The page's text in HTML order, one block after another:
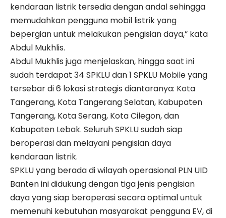
kendaraan listrik tersedia dengan andal sehingga
memudahkan pengguna mobil listrik yang
bepergian untuk melakukan pengisian daya,” kata
Abdul Mukhlis.
Abdul Mukhlis juga menjelaskan, hingga saat ini
sudah terdapat 34 SPKLU dan 1 SPKLU Mobile yang
tersebar di 6 lokasi strategis diantaranya: Kota
Tangerang, Kota Tangerang Selatan, Kabupaten
Tangerang, Kota Serang, Kota Cilegon, dan
Kabupaten Lebak. Seluruh SPKLU sudah siap
beroperasi dan melayani pengisian daya
kendaraan listrik.
SPKLU yang berada di wilayah operasional PLN UID
Banten ini didukung dengan tiga jenis pengisian
daya yang siap beroperasi secara optimal untuk
memenuhi kebutuhan masyarakat pengguna EV, di